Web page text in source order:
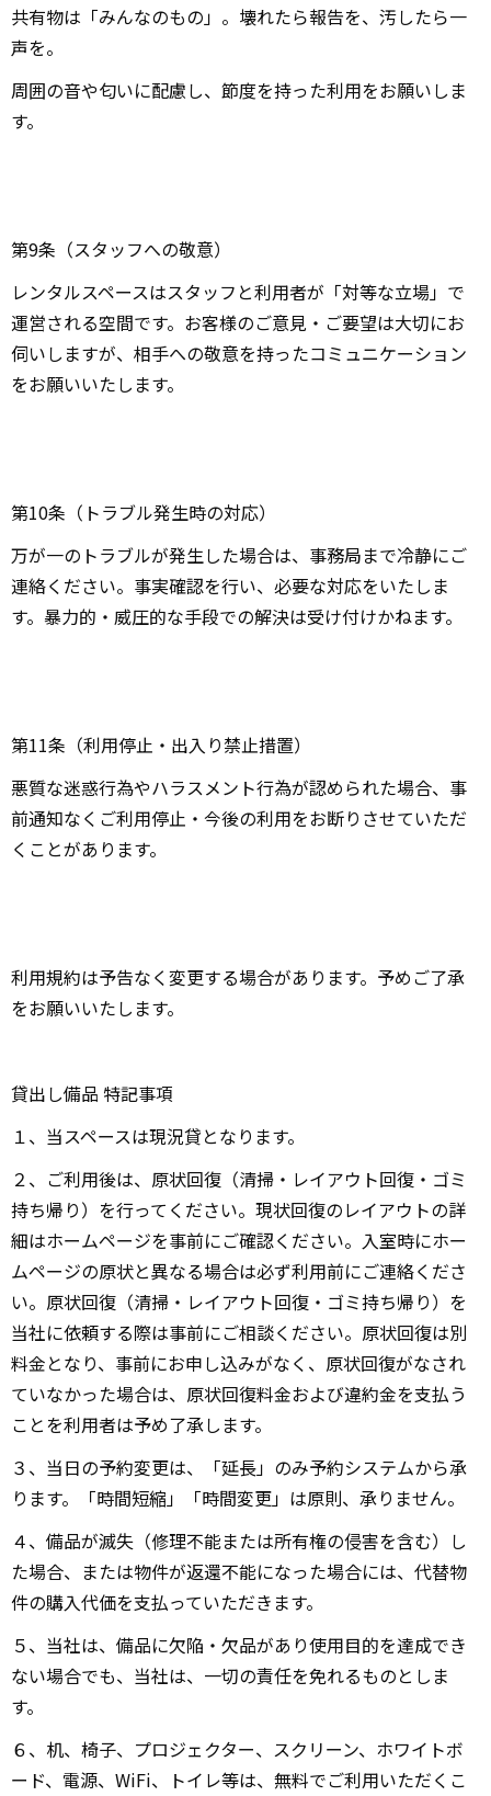
共有物は「みんなのもの」。壊れたら報告を、汚したら一
声を。
周囲の音や匂いに配慮し、節度を持った利用をお願いしま
す。
第9条（スタッフへの敬意）
レンタルスペースはスタッフと利用者が「対等な立場」で
運営される空間です。お客様のご意見・ご要望は大切にお
伺いしますが、相手への敬意を持ったコミュニケーション
をお願いいたします。
第10条（トラブル発生時の対応）
万が一のトラブルが発生した場合は、事務局まで冷静にご
連絡ください。事実確認を行い、必要な対応をいたしま
す。暴力的・威圧的な手段での解決は受け付けかねます。
第11条（利用停止・出入り禁止措置）
悪質な迷惑行為やハラスメント行為が認められた場合、事
前通知なくご利用停止・今後の利用をお断りさせていただ
くことがあります。
利用規約は予告なく変更する場合があります。予めご了承
をお願いいたします。
貸出し備品 特記事項
１、当スペースは現況貸となります。
２、ご利用後は、原状回復（清掃・レイアウト回復・ゴミ
持ち帰り）を行ってください。現状回復のレイアウトの詳
細はホームページを事前にご確認ください。入室時にホー
ムページの原状と異なる場合は必ず利用前にご連絡くださ
い。原状回復（清掃・レイアウト回復・ゴミ持ち帰り）を
当社に依頼する際は事前にご相談ください。原状回復は別
料金となり、事前にお申し込みがなく、原状回復がなされ
ていなかった場合は、原状回復料金および違約金を支払う
ことを利用者は予め了承します。
３、当日の予約変更は、「延長」のみ予約システムから承
ります。「時間短縮」「時間変更」は原則、承りません。
４、備品が滅失（修理不能または所有権の侵害を含む）し
た場合、または物件が返還不能になった場合には、代替物
件の購入代価を支払っていただきます。
５、当社は、備品に欠陥・欠品があり使用目的を達成でき
ない場合でも、当社は、一切の責任を免れるものとしま
す。
６、机、椅子、プロジェクター、スクリーン、ホワイトボ
ード、電源、WiFi、トイレ等は、無料でご利用いただくこ